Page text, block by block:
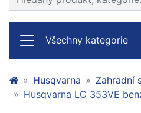
Všechny kategorie
Husqvarna Zahradní
Husqvarna LC 353VE